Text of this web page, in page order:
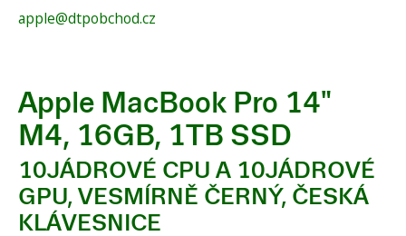
apple@dtpobchod.cz
Apple MacBook Pro 14"
M4, 16GB, 1TB SSD
10JÁDROVÉ CPU A 10JÁDROVÉ
GPU, VESMÍRNĚ ČERNÝ, ČESKÁ
KLÁVESNICE